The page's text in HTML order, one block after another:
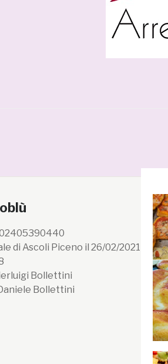
02405390440
di Ascoli Piceno il 26/02/2021 n. 199/
Bollettini
Bollettini